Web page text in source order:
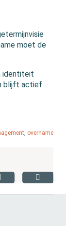
moet de
identiteit
blijft actief
, overname